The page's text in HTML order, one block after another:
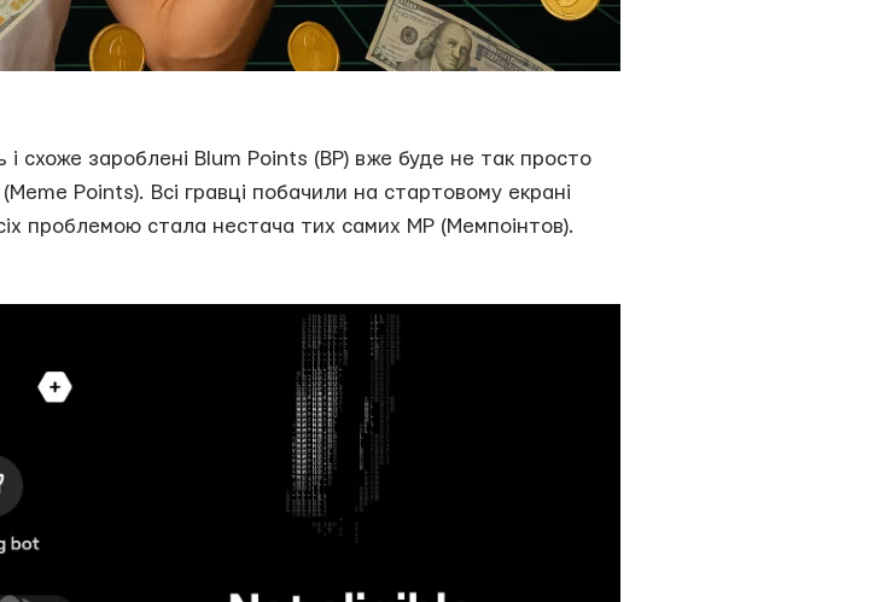
схоже зароблені Blum Points (BP) вже буде не так просто
Points). Всі гравці побачили на стартовому екрані
проблемою стала нестача тих самих MP (Мемпоінтов).